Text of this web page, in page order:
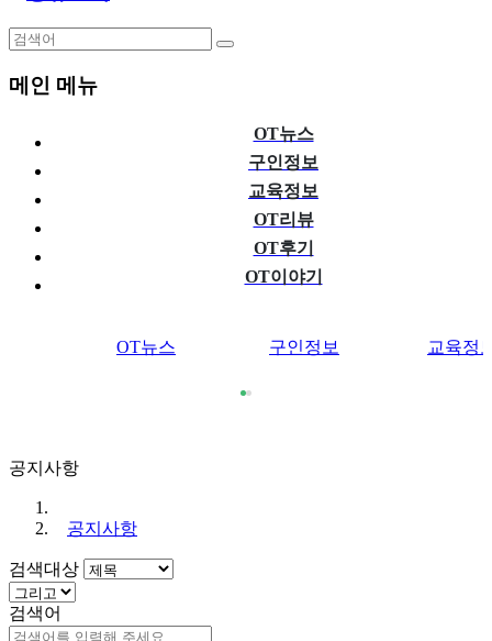
메인 메뉴
OT뉴스
구인정보
교육정보
OT리뷰
OT후기
OT이야기
OT뉴스 구인정보 교육정
공지사항
공지사항
검색대상
검색어